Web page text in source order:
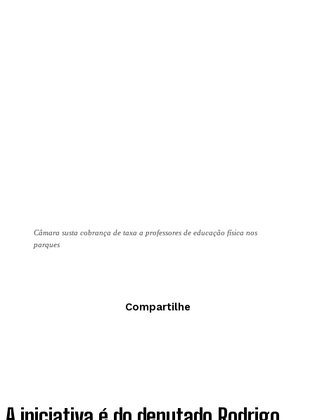
Câmara susta cobrança de taxa a professores de educação física nos
parques
Compartilhe